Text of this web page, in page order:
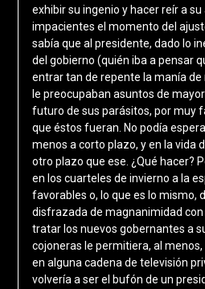
exhibir su ingenio y hacer reír a
impacientes el momento del
sabía que al presidente, dado lo
del gobierno (quién iba a pensar
entrar tan de repente la manía de
le preocupaban asuntos de
futuro de sus parásitos, por muy
que éstos fueran. No podía
menos a corto plazo, y en la vida
otro plazo que ese. ¿Qué hacer?
en los cuarteles de invierno a la
favorables o, lo que es lo mismo,
disfrazada de magnanimidad
tratar los nuevos gobernantes a
cojoneras le permitiera, al
en alguna cadena de televisión
volvería a ser el bufón de un